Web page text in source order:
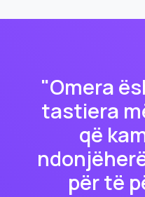
"Omera
tastiera
që
për të